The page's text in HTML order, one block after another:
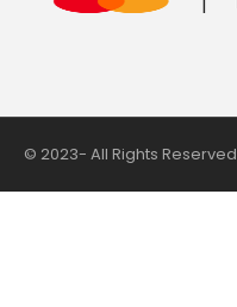
© 2023- All Rights Reserved